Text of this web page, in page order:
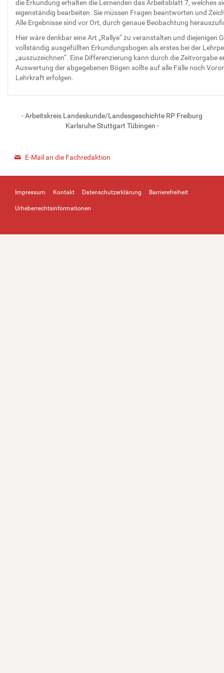
die Erkundung erhalten die Lernenden das Arbeitsblatt 7, welches
eigenständig bearbeiten. Sie müssen Fragen beantworten und
Alle Ergebnisse sind vor Ort, durch genaue Beobachtung
Hier wäre denkbar eine Art „Rallye“ zu veranstalten und diejenigen
vollständig ausgefüllten Erkundungsbogen als erstes bei der
„auszuzeichnen“. Eine Differenzierung kann durch die Zeitvorgabe
Auswertung der abgegebenen Bögen sollte auf alle Fälle noch
Lehrkraft erfolgen.
- Arbeitskreis Landeskunde/Landesgeschichte RP Freiburg
Karlsruhe Stuttgart Tübingen -
E-Mail an die Fachredaktion
Impressum Kontakt Datenschutzerklärung Barrierefreiheit
Urheberrechtsinformationen